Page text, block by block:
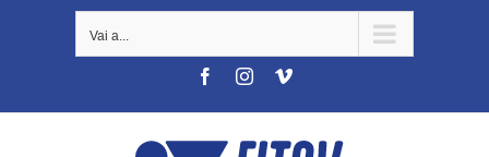
Vai a...
FacebookInstagramVimeo